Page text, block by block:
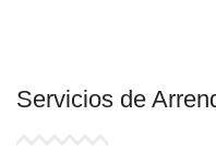
Servicios de